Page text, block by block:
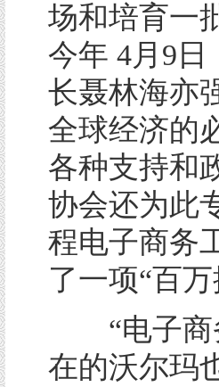
场和培育一
今年 4月9
长聂林海亦
全球经济的
各种支持和
协会还为此
程电子商务
了一项“百
“电子商
在的沃尔玛